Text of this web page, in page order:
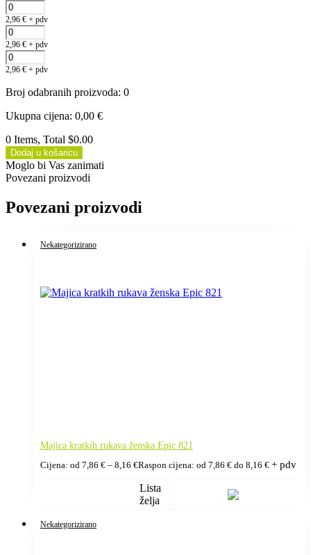
2,96 € + pdv
2,96 € + pdv
2,96 € + pdv
Broj odabranih proizvoda: 0
Ukupna cijena: 0,00 €
0 Items, Total $0.00
Dodaj u košaricu
Moglo bi Vas zanimati
Povezani proizvodi
Povezani proizvodi
Nekategorizirano
Majica kratkih rukava ženska Epic 821
Cijena: od 7,86 € – 8,16 €Raspon cijena: od 7,86 € do 8,16 € + pdv
Lista
želja
Nekategorizirano